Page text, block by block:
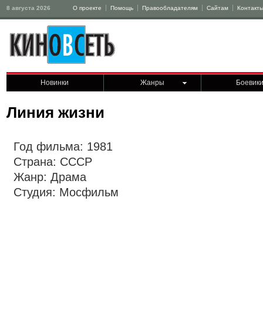
8 августа 2026 О проекте Помощь Правообладателям Сайтам Контакты
Новинки Жанры Боевики
Линия жизни
Год фильма: 1981
Страна: СССР
Жанр: Драма
Студия: Мосфильм